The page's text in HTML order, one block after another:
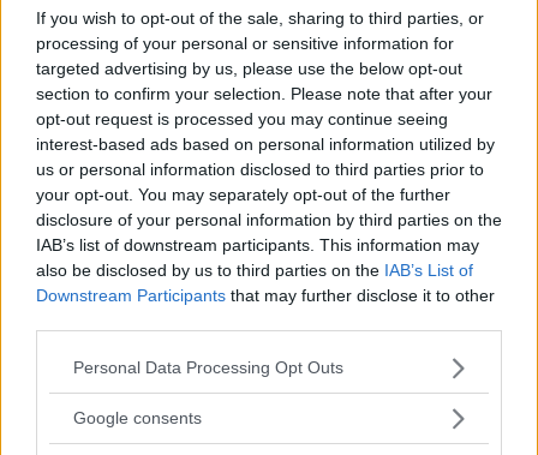
If you wish to opt-out of the sale, sharing to third parties, or
processing of your personal or sensitive information for
targeted advertising by us, please use the below opt-out
section to confirm your selection. Please note that after your
opt-out request is processed you may continue seeing
interest-based ads based on personal information utilized by
us or personal information disclosed to third parties prior to
your opt-out. You may separately opt-out of the further
disclosure of your personal information by third parties on the
IAB’s list of downstream participants. This information may
also be disclosed by us to third parties on the IAB’s List of
Downstream Participants that may further disclose it to other
Please note that this website/app uses one or more Google
not limited to your visit or usage behaviour. You may click to
Personal Data Processing Opt Outs
Google consents
tyckte var helt rimlig: om någon är “olycklig” (eller olydig, i
hans värld), så måste det bli konsekvenser.
Och vem var då “skyldig” i detta fall? Jo, mamma.
Så med allvarlig min bestämde han att rättvisa skulle skipas.
Eftersom hon hade ätit upp hans sushi, ansåg han att hon i
sin tur skulle få “stanna på sitt rum” – en sorts hemmagjord
domstolsbeslut levererat av en femåring med stark känsla för
moral, men kanske lite kreativ tolkning av reglerna.
Resultatet blev en ganska ovanlig maktförskjutning i
hemmet där den vuxna plötsligt befann sig i en situation där
hon, åtminstone enligt sonens logik, var den som hade brutit
mot reglerna och därför skulle “straffas”.
Det hela utvecklades till en scen som är lika delar charmig
en liten pojke som med största allvar verkar övertygad om att
han precis har upprätthållit ordningen i hushållet.
Och kanske är det just därför klippet har blivit en viral succé
– för ibland är barns syn på rättvisa både strängare och